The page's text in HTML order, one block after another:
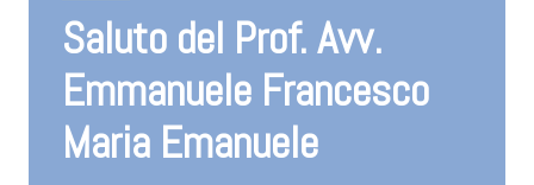
Saluto del Prof. Avv.
Emmanuele Francesco
Maria Emanuele